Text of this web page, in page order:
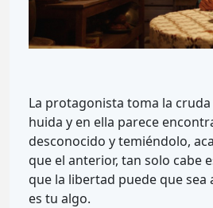
La protagonista toma la
huida y en ella parece
desconocido y temiéndolo,
que el anterior, tan solo cabe
que la libertad puede que
es tu algo.